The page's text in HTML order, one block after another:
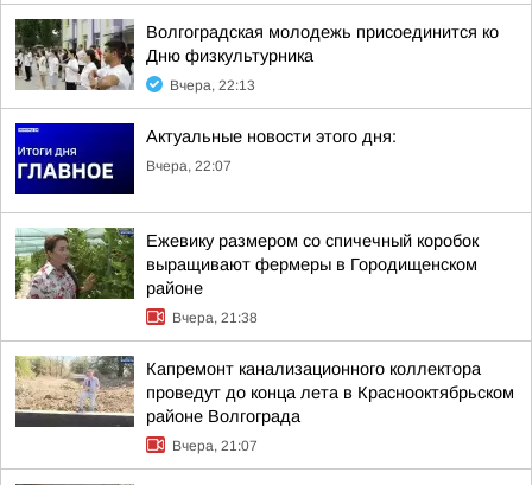
Волгоградская молодежь присоединится ко
Дню физкультурника
Вчера, 22:13
Актуальные новости этого дня:
Вчера, 22:07
Ежевику размером со спичечный коробок
выращивают фермеры в Городищенском
районе
Вчера, 21:38
Капремонт канализационного коллектора
проведут до конца лета в Краснооктябрьском
районе Волгограда
Вчера, 21:07